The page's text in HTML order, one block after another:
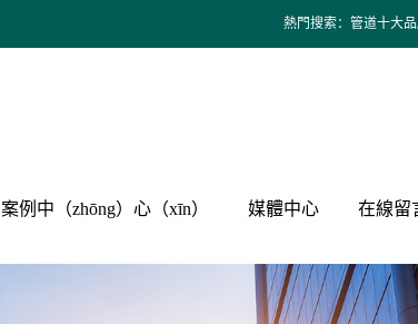
熱門搜索： 管道十大
案例中（zhōng）心（xīn） 媒體中心
行業新聞
在線留